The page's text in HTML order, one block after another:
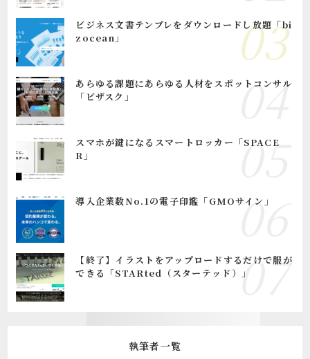
ビジネス文書テンプレをダウンロードし放題「bi
zocean」
あらゆる課題にあらゆる人材をスポットコンサル
「ビザスク」
スマホが鍵になるスマートロッカー「SPACE
R」
導入企業数No.1の電子印鑑「GMOサイン」
【終了】イラストをアップロードするだけで服が
できる「STARted（スターテッド）」
執筆者一覧